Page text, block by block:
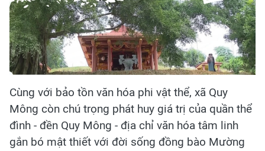
Cùng với bảo tồn văn hóa phi vật thể, xã Quy
Mông còn chú trọng phát huy giá trị của quần thể
đình - đền Quy Mông - địa chỉ văn hóa tâm linh
gắn bó mật thiết với đời sống đồng bào Mường